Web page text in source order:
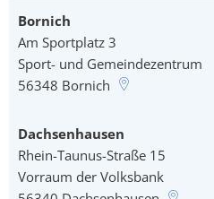
Bornich
Am Sportplatz 3
Sport- und Gemeindezentrum
56348 Bornich
Dachsenhausen
Rhein-Taunus-Straße 15
Vorraum der Volksbank